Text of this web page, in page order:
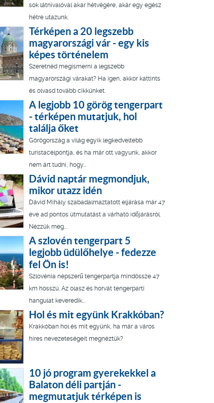
sok látnivalóval akár hétvégére, akár egy egész
hétre utazunk.
Térképen a 20 legszebb
magyarországi vár - egy kis
képes történelem
Szeretnéd megismerni a legszebb
magyarországi várakat? Ha igen, akkor kattints
és olvasd tovább cikkünket.
A legjobb 10 görög tengerpart
- térképen mutatjuk, hol
találja őket
Görögország a világ egyik legkedveltebb
turistacélpontja, és ha már ott vagyunk, akkor
nem árt tudni, hogy...
Dávid naptár megmondjuk,
mikor utazz idén
Dávid Mihály szabadalmaztatott eljárása már 47
éve ad pontos útmutatást a várható időjárásról.
Nézzük meg...
A szlovén tengerpart 5
legjobb üdülőhelye - fedezze
fel Ön is!
Szlovénia népszerű tengerpartja mindössze 47
km hosszú. Az olasz és horvát tengerparti
hangulat keveredik...
Hol és mit együnk Krakkóban?
Krakkóban hol és mit együnk, ha már a város
híres nevezeteségeit megnéztük?
10 jó program gyerekekkel a
Balaton déli partján -
megmutatjuk térképen is